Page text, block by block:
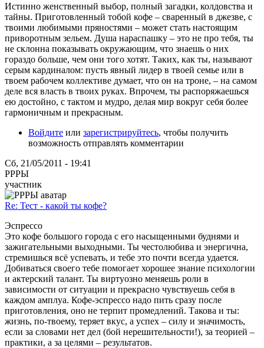
Истинно женственный выбор, полный загадки, колдовства и
тайны. Приготовленный тобой кофе – сваренный в джезве, с
твоими любимыми пряностями – может стать настоящим
приворотным зельем. Душа нараспашку – это не про тебя, ты
не склонна показывать окружающим, что знаешь о них
гораздо больше, чем они того хотят. Таких, как ты, называют
серым кардиналом: пусть явный лидер в твоей семье или в
твоем рабочем коллективе думает, что он на троне, – на самом
деле вся власть в твоих руках. Впрочем, ты распоряжаешься
ею достойно, с тактом и мудро, делая мир вокруг себя более
гармоничным и прекрасным.
Войдите или зарегистрируйтесь, чтобы получить
возможность отправлять комментарии
Сб, 21/05/2011 - 19:41
РРРЫ
участник
Re: Тест - какой ты кофе?
Эспрессо
Это кофе большого города с его насыщенными буднями и
зажигательными выходными. Ты честолюбива и энергична,
стремишься всё успевать, и тебе это почти всегда удается.
Добиваться своего тебе помогает хорошее знание психологии
и актерский талант. Ты виртуозно меняешь роли в
зависимости от ситуации и прекрасно чувствуешь себя в
каждом амплуа. Кофе-эспрессо надо пить сразу после
приготовления, оно не терпит промедлений. Такова и ты:
жизнь, по-твоему, теряет вкус, а успех – силу и значимость,
если за словами нет дел (бой нерешительности!), за теорией –
практики, а за целями – результатов.